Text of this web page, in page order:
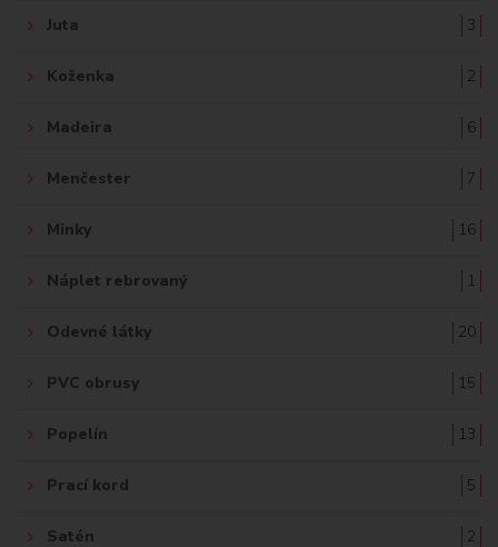
Juta 3
Koženka 2
Madeira 6
Menčester 7
Minky 16
Náplet rebrovaný 1
Odevné látky 20
PVC obrusy 15
Popelín 13
Prací kord 5
Satén 2